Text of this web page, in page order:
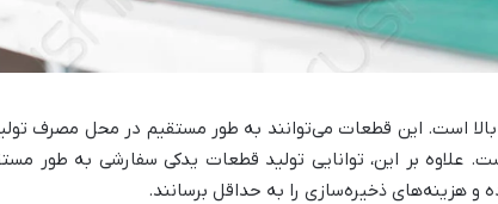
است. این قطعات می‌توانند به طور مستقیم در محل مصرف
علاوه بر این، توانایی تولید قطعات یدکی سفارشی به طور
و هزینه‌های ذخیره‌سازی را به حداقل برسانند.